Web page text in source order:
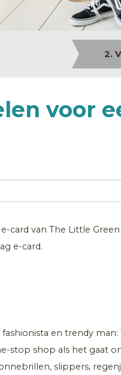
2.
voor
card van The Little
e-card.
en trendy man:
stop shop als het gaat
slippers,